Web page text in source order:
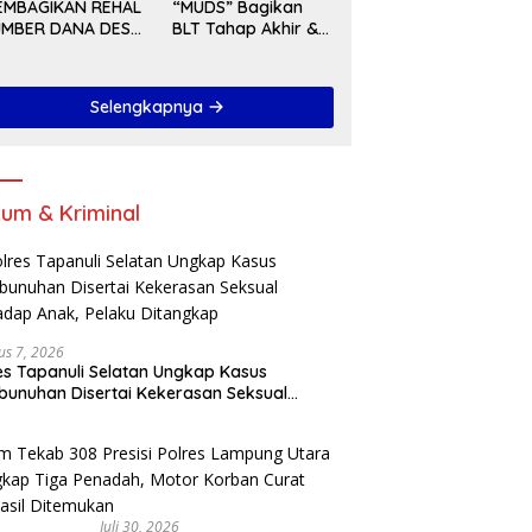
Tahun 2027
REHAL
DANA DESA
“MUDS” Bagikan
BLT Tahap Akhir &
Tahun 2024
Selengkapnya
& Kriminal
7, 2026
Tapanuli Selatan Ungkap Kasus
Disertai Kekerasan Seksual
Juli 30, 2026